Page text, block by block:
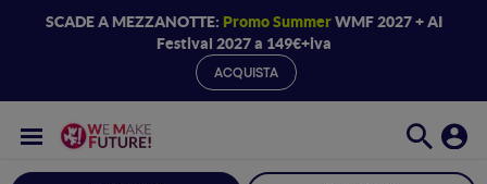
SCADE A MEZZANOTTE: Promo SummerWMF 2027 + AI
Festival 2027 a 149€+iva
ACQUISTA